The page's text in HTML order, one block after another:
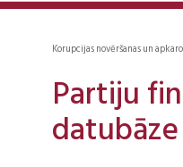
Korupcijas novēršanas un
Partiju
datubāze